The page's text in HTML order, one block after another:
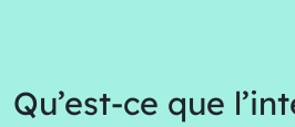
Qu’est-ce que